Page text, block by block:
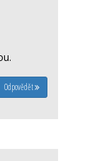
Odpovědět